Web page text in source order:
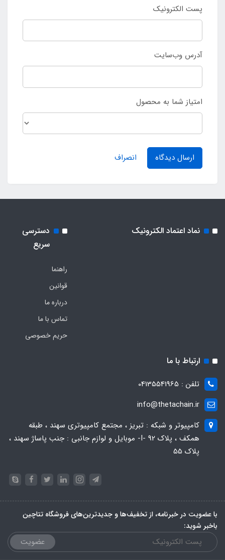
پست الکترونیک
آدرس وب‌سایت
امتیاز شما به محصول
ارسال دیدگاه انصراف
نماد اعتماد الکترونیک
دسترسی
سریع
راهنما
قوانین
درباره ما
تماس با ما
حریم خصوصی
ارتباط با ما
تلفن : 04135541965
info@thetachain.ir
کامپیوتر و شبکه : تبریز ، مجتمع کامپیوتری سهند ، طبقه
همکف ، پلاک 92 -I- موبایل و لوازم جانبی : جنب پاساژ سهند ،
پلاک 55
با عضویت در خبرنامه، از تخفیف‌ها و جدیدترین‌های فروشگاه تتاچین
باخبر شوید:
عضویت